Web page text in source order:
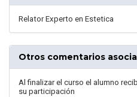
Relator Experto en Estetica
Otros comentarios
Al finalizar el curso el alumno
su participación